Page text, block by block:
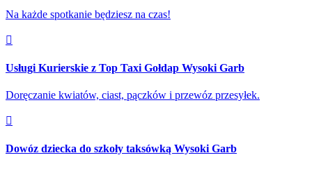
Na każde spotkanie będziesz na czas!
Usługi Kurierskie z Top Taxi Gołdap Wysoki Garb
Doręczanie kwiatów, ciast, pączków i przewóz przesyłek.
Dowóz dziecka do szkoły taksówką Wysoki Garb